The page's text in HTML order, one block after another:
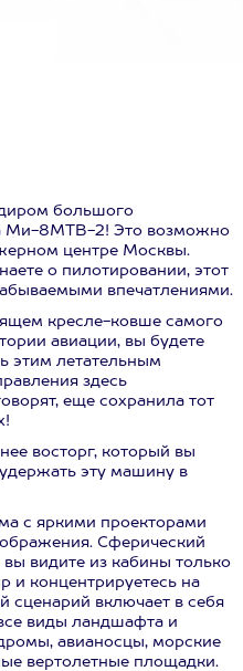
большого
Ми-8МТВ-2! Это возможно
центре Москвы.
о пилотировании, этот
впечатлениями.
кресле-ковше самого
авиации, вы будете
этим летательным
здесь
еще сохранила тот
восторг, который вы
удержать эту машину в
с яркими проекторами
Сферический
видите из кабины только
и концентрируетесь на
сценарий включает в себя
виды ландшафта и
авианосцы, морские
вертолетные площадки.